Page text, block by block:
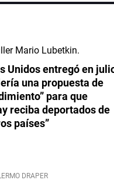
Unidos entregó en
una propuesta de
para que
reciba deportados de
países”
DRAPER